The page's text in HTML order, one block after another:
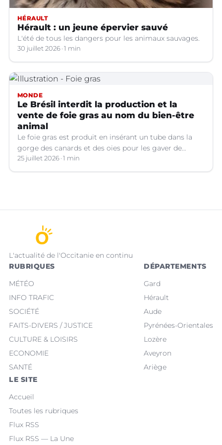
HÉRAULT
Hérault : un jeune épervier sauvé
L'été de tous les dangers pour les animaux sauvages.
30 juillet 2026 1 min
MONDE
Le Brésil interdit la production et la
vente de foie gras au nom du bien-être
animal
Le foie gras est produit en insérant un tube dans la
gorge des canards et des oies pour les gaver de
grandes quantités de nourriture, ce qui provoque une
hypertrophie rapide du foie, organe dont on tire le
25 juillet 2026 1 min
L'actualité de l'Occitanie en continu
RUBRIQUES
MÉTÉO
INFO TRAFIC
SOCIÉTÉ
FAITS-DIVERS / JUSTICE
CULTURE & LOISIRS
ECONOMIE
SANTÉ
DÉPARTEMENTS
Gard
Hérault
Aude
Pyrénées-Orientales
Lozère
Aveyron
Ariège
LE SITE
Accueil
Toutes les rubriques
Flux RSS
Flux RSS — La Une